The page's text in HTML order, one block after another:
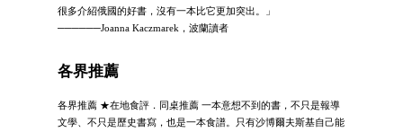
很多介紹俄國的好書，沒有一本比它更加突出。」
──────Joanna Kaczmarek，波蘭讀者
各界推薦
各界推薦 ★在地食評．同桌推薦 一本意想不到的書，不只是報導
文學、不只是歷史書寫，也是一本食譜。只有沙博爾夫斯基自己能